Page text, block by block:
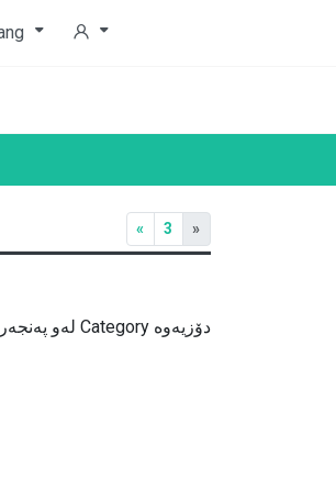
« 3 »
لەو پەنجەرەیە 19 ژمارە وێنەی Category دۆزیەوە